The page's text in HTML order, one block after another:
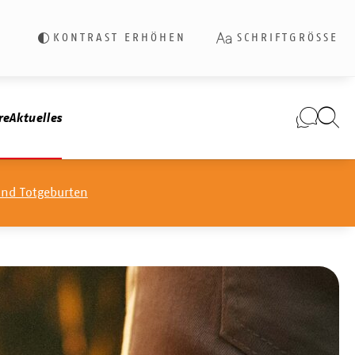
KONTRAST ERHÖHEN SCHRIFTGRÖSSE
Aktuelles
Totgeburten